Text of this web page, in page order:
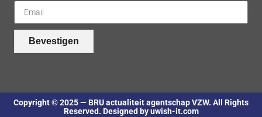
Bevestigen
Copyright © 2025 — BRU actualiteit agentschap VZW. All Rights
Reserved. Designed by uwish-it.com